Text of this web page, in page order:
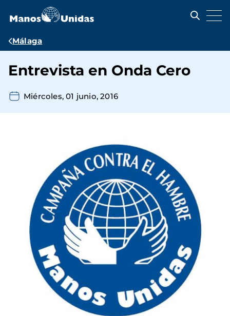
contenido
Ruta
navegación
Málaga
Entrevista en Onda Cero
Miércoles, 01 junio, 2016